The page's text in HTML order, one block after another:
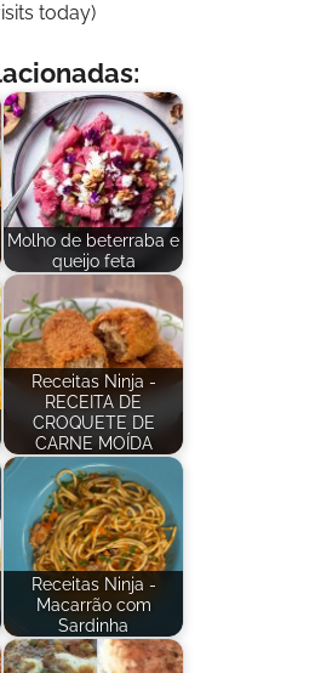
today)
Molho de beterraba e
queijo feta
Receitas Ninja -
RECEITA DE
CROQUETE DE
CARNE MOÍDA
Receitas Ninja -
Macarrão com
Sardinha